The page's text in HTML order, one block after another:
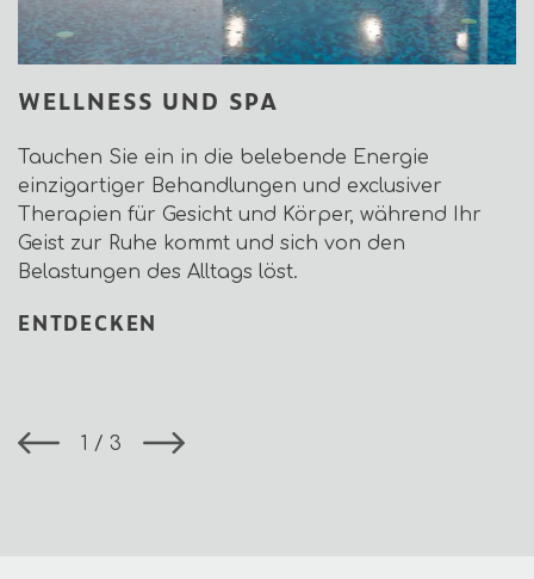
WELLNESS UND SPA
Tauchen Sie ein in die belebende Energie
einzigartiger Behandlungen und exclusiver
Therapien für Gesicht und Körper, während Ihr
Geist zur Ruhe kommt und sich von den
Belastungen des Alltags löst.
ENTDECKEN
1 3